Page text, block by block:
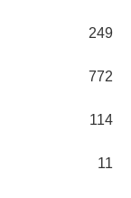
249
772
114
11